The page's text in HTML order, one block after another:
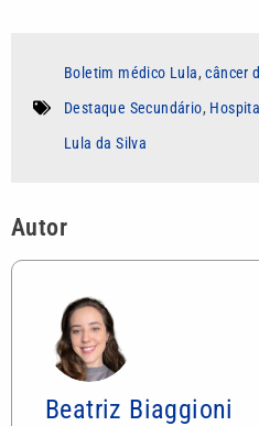
Boletim médico Lula,câncer
Destaque Secundário,
Lula da Silva
Autor
Beatriz Biaggioni